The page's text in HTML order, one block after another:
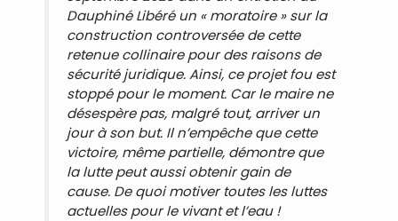
Dauphiné Libéréun « moratoire » sur la
construction controversée de cette
retenue collinaire pour des raisons de
sécurité juridique. Ainsi, ce projet fou est
stoppé pour le moment. Car le maire ne
désespère pas, malgré tout, arriver un
jour à son but. Il n’empêche que cette
victoire, même partielle, démontre que
la lutte peut aussi obtenir gain de
cause. De quoi motiver toutes les luttes
actuelles pour le vivant et l’eau !